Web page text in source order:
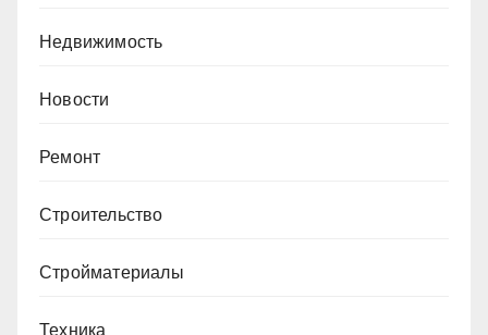
Недвижимость
Новости
Ремонт
Строительство
Стройматериалы
Техника